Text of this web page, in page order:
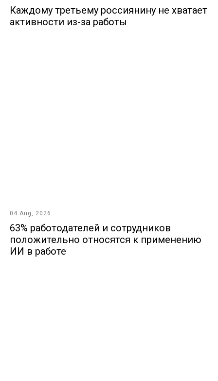
Каждому третьему россиянину не хватает
активности из-за работы
04 Aug, 2026
63% работодателей и сотрудников
положительно относятся к применению
ИИ в работе